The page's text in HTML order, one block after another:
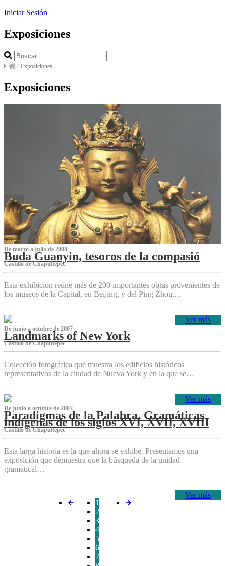
Iniciar Sesión
Exposiciones
/ Exposiciones
Exposiciones
De marzo a julio de 2008
Buda Guanyin, tesoros de la compasió
Castillo de Chapultepec
Esta exhibición reúne más de 200 importantes obras provenientes de
los museos de la Capital, en Beijing, y del Ping Zhou,…
Ver más
De junio a octubre de 2007
Landmarks of New York
Castillo de Chapultepec
Colección fotográfica que muestra los edificios históricos
representativos de la ciudad de Nueva York y en la que se…
Ver más
De junio a octubre de 2007
Paradigmas de la Palabra. Gramáticas
indígenas de los siglos XVI, XVII, XVIII
Castillo de Chapultepec
Esta larga historia es la que ahora se exhibe. Presentamos una
exposición que demuestra que la búsqueda de la unidad
gramatical…
Ver más
1
2
3
4
5
6
7